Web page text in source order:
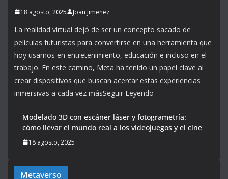
18 agosto, 2025 Joan Jimenez
La realidad virtual dejó de ser un concepto sacado de
películas futuristas para convertirse en una herramienta que
hoy usamos en entretenimiento, educación e incluso en el
trabajo. En este camino, Meta ha tenido un papel clave al
crear dispositivos que buscan acercar estas experiencias
inmersivas a cada vez másSeguir Leyendo
Modelado 3D con escáner láser y fotogrametría:
cómo llevar el mundo real a los videojuegos y el cine
18 agosto, 2025
Metaverso